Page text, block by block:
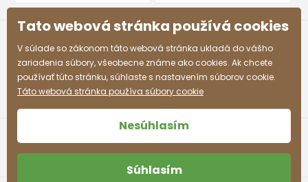
Tato webová stránka používá cookies
V súlade so zákonom táto webová stránka ukladá do vášho
zariadenia súbory, všeobecne známe ako cookies. Ak chcete
používať túto stránku, súhlaste s nastavením súborov cookie.
Táto webová stránka používa súbory cookie
Nesúhlasím
Súhlasím